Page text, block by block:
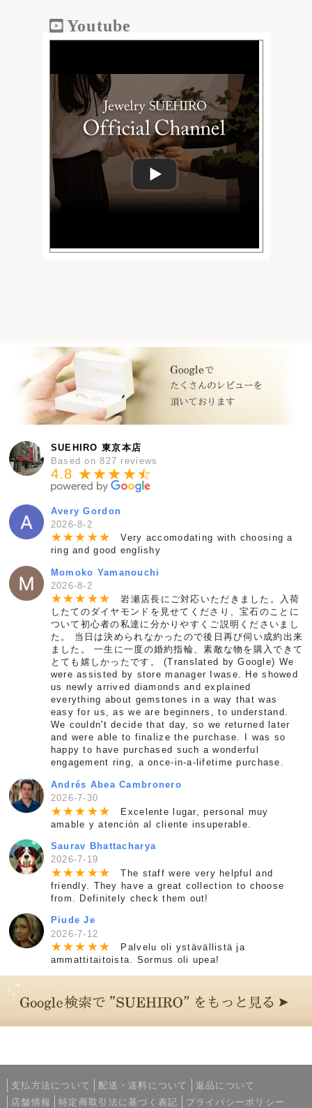
Youtube
SUEHIRO 東京本店
Based on 827 reviews
4.8 ★★★★★
☆
Avery Gordon
2026-8-2
★★★ ★★
Very accomodating with choosing a
ring and good englishy
Momoko Yamanouchi
2026-8-2
★★★ ★★
岩瀬店長にご対応いただきました。入荷
したてのダイヤモンドを見せてくださり、宝石のことに
ついて初心者の私達に分かりやすくご説明くださいまし
た。 当日は決められなかったので後日再び伺い成約出来
ました。 一生に一度の婚約指輪、素敵な物を購入できて
とても嬉しかったです。 (Translated by Google) We
were assisted by store manager Iwase. He showed
us newly arrived diamonds and explained
everything about gemstones in a way that was
easy for us, as we are beginners, to understand.
We couldn't decide that day, so we returned later
and were able to finalize the purchase. I was so
happy to have purchased such a wonderful
engagement ring, a once-in-a-lifetime purchase.
Andrés Abea Cambronero
2026-7-30
★★★ ★★
Excelente lugar, personal muy
amable y atención al cliente insuperable.
Saurav Bhattacharya
2026-7-19
★★★ ★★
The staff were very helpful and
friendly. They have a great collection to choose
from. Definitely check them out!
Piude Je
2026-7-12
★★★ ★★
Palvelu oli ystävällistä ja
ammattitaitoista. Sormus oli upea!
支払方法について 配送・送料について
返品について
店舗情報
特定商取引法に基づく表記 プライバシーポリシー